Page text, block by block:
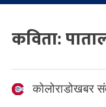
कविता:
कोलोराडोखबर